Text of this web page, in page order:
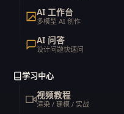
AI 工作台
多模型 AI 创作
AI 问答
设计问题快速问
学习中心
视频教程
渲染 / 建模 / 实战